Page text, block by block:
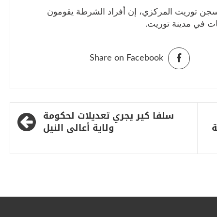
توريت المركزي، إن أفراد الشرطة يقومون
في مدينة توريت.
Share on Facebook
سلفا كير يجري تعديلات لحكومة
ولاية أعالى النيل